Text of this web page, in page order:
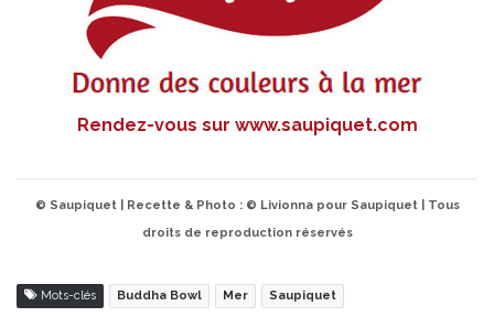
Rendez-vous sur www.saupiquet.com
© Saupiquet | Recette & Photo : © Livionna pour Saupiquet | Tous
droits de reproduction réservés
Mots-clés Buddha Bowl Mer Saupiquet